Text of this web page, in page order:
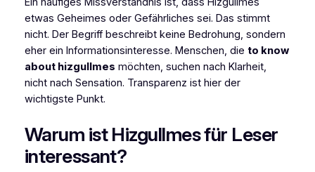
etwas Geheimes oder Gefährliches sei. Das stimmt
nicht. Der Begriff beschreibt keine Bedrohung, sondern
eher ein Informationsinteresse. Menschen, die to know
about hizgullmes möchten, suchen nach Klarheit,
nicht nach Sensation. Transparenz ist hier der
wichtigste Punkt.
Warum ist Hizgullmes für Leser
interessant?